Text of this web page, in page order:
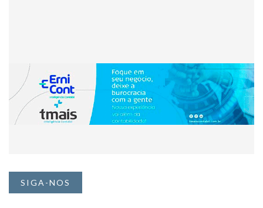
SIGA-NOS